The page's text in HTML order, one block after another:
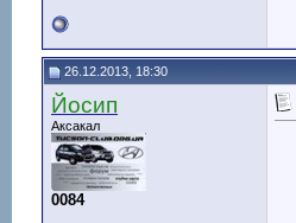
26.12.2013, 18:30
Йосип
Аксакал
0084